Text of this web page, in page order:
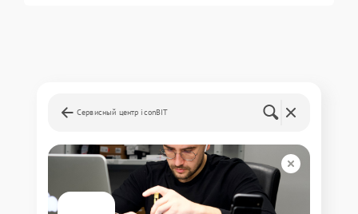
Сервисный центр iconBIT